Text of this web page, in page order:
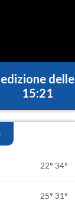
edizione delle
15:21
22° 34°
25° 31°